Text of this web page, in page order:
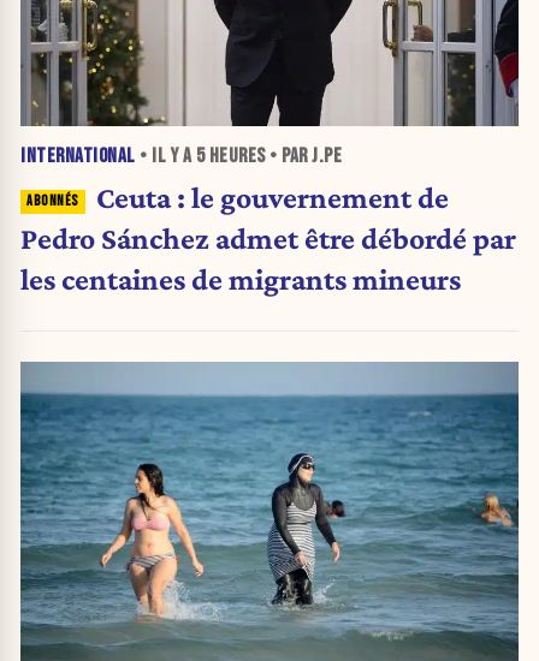
INTERNATIONAL • IL Y A 5 HEURES• PAR J.PE
Ceuta : le gouvernement de
Pedro Sánchez admet être débordé par
les centaines de migrants mineurs